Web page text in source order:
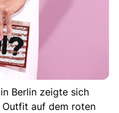
Berlin zeigte sich
Outfit auf dem roten